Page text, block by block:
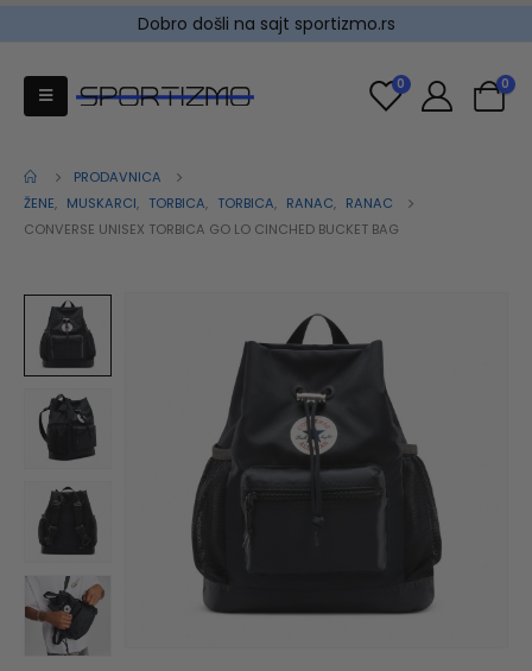
Dobro došli na sajt sportizmo.rs
0 0
PRODAVNICA
ŽENE, MUSKARCI, TORBICA, TORBICA, RANAC, RANAC
CONVERSE UNISEX TORBICA GO LO CINCHED BUCKET BAG